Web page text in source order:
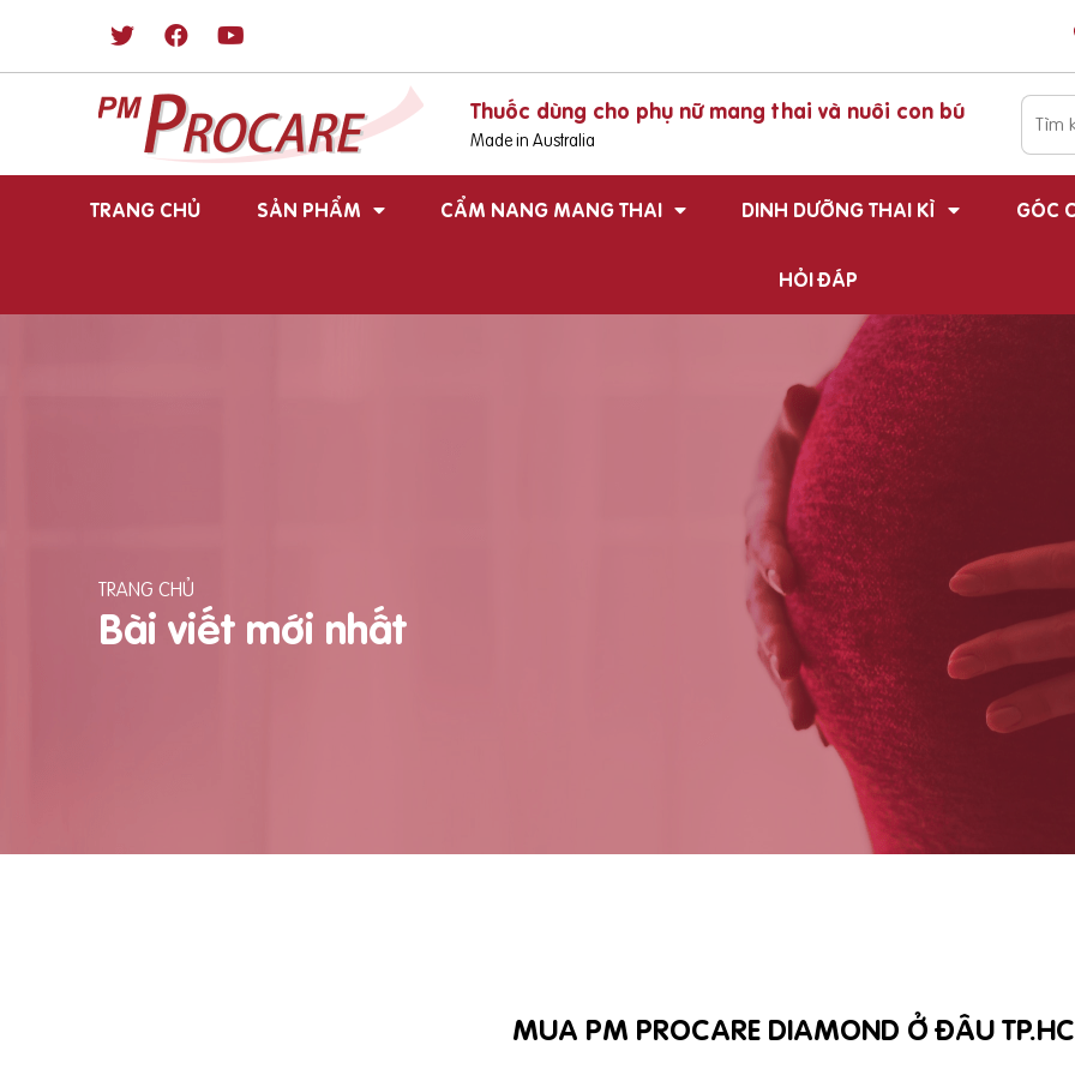
Thuốc dùng cho phụ nữ mang thai và nuôi con bú
Made in Australia
TRANG CHỦ SẢN PHẨM CẨM NANG MANG THAI DINH DƯỠNG THAI KÌ GÓC
HỎI ĐÁP
TRANG CHỦ
Bài viết mới nhất
MUA PM PROCARE DIAMOND Ở ĐÂU